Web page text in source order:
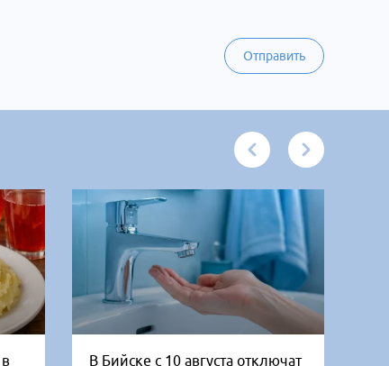
Отправить
В Бийске с 10 августа отключат